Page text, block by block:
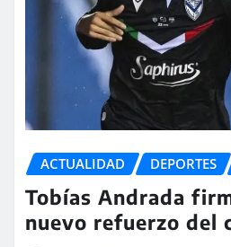
ACTUALIDAD DEPORTES
Tobías Andrada
nuevo refuerzo del